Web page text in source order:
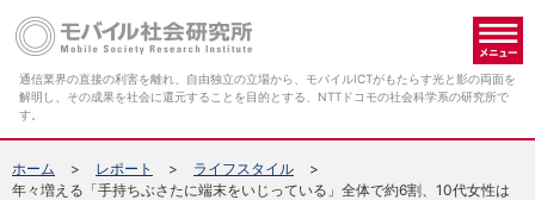
通信業界の直接の利害を離れ、自由独立の立場から、モバイルICTがもたらす光と影の両面を
解明し、その成果を社会に還元することを目的とする、NTTドコモの社会科学系の研究所で
す。
ホーム レポート
ライフスタイル
年々増える「手持ちぶさたに端末をいじっている」全体で約6割、10代女性は